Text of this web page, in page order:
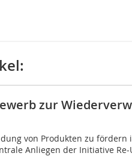
zur
von Produkten zu fördern
Anliegen der Initiative Re-